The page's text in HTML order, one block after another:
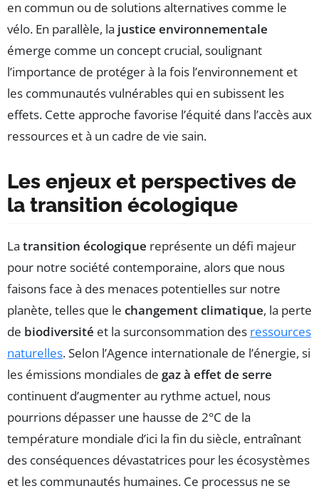
en commun ou de solutions alternatives comme le
vélo. En parallèle, la justice environnementale
émerge comme un concept crucial, soulignant
l’importance de protéger à la fois l’environnement et
les communautés vulnérables qui en subissent les
effets. Cette approche favorise l’équité dans l’accès aux
ressources et à un cadre de vie sain.
Les enjeux et perspectives de
la transition écologique
La transition écologique représente un défi majeur
pour notre société contemporaine, alors que nous
faisons face à des menaces potentielles sur notre
planète, telles que le changement climatique, la perte
de biodiversité et la surconsommation des ressources
naturelles. Selon l’Agence internationale de l’énergie, si
les émissions mondiales de gaz à effet de serre
continuent d’augmenter au rythme actuel, nous
pourrions dépasser une hausse de 2°C de la
température mondiale d’ici la fin du siècle, entraînant
des conséquences dévastatrices pour les écosystèmes
et les communautés humaines. Ce processus ne se